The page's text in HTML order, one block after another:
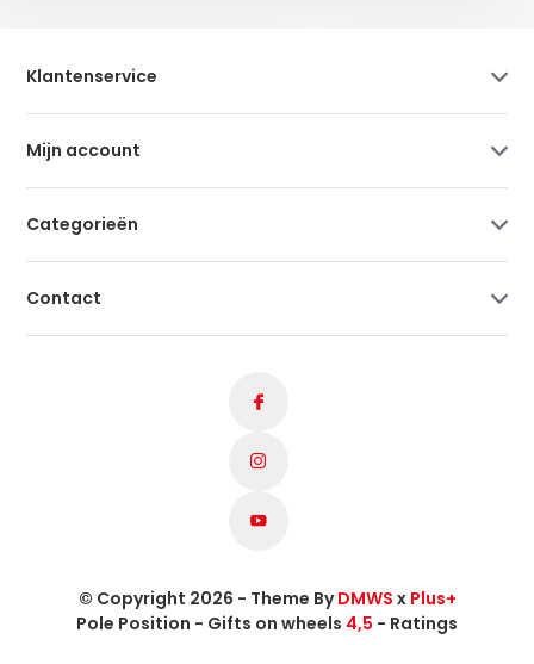
Klantenservice
Mijn account
Categorieën
Contact
© Copyright 2026 - Theme ByDMWS x Plus+
Pole Position - Gifts on wheels 4,5 - Ratings